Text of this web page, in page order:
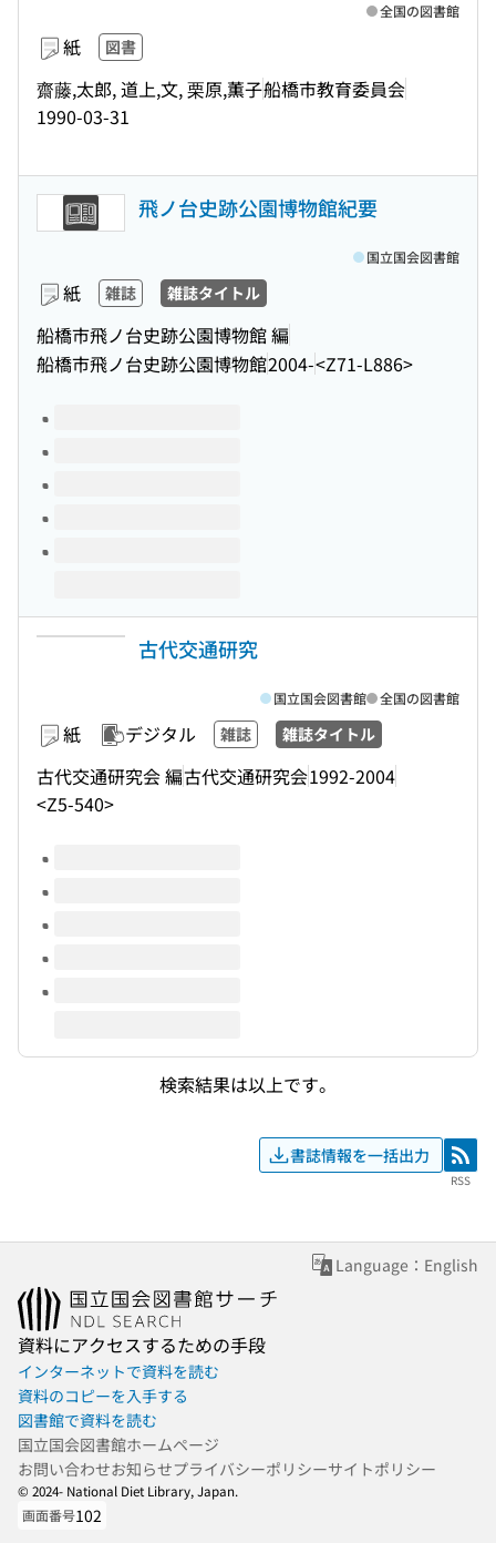
紙 図書
齋藤,太郎, 道上,文, 栗原,薫子船橋市教育委員会
1990-03-31
全国の図書館
飛ノ台史跡公園博物館紀要
紙 雑誌 雑誌タイトル
船橋市飛ノ台史跡公園博物館 編
船橋市飛ノ台史跡公園博物館2004-<Z71-L886>
国立国会図書館
このタイトルの巻号
古代交通研究
紙 デジタル 雑誌 雑誌タイトル
古代交通研究会 編古代交通研究会1992-2004
<Z5-540>
国立国会図書館 全国の図書館
このタイトルの巻号
検索結果は以上です。
書誌情報を一括出力 RSS
RSS
Language：English
資料にアクセスするための手段
インターネットで資料を読む
資料のコピーを入手する
図書館で資料を読む
国立国会図書館ホームページ
お問い合わせお知らせプライバシーポリシーサイトポリシー
© 2024- National Diet Library, Japan.
画面番号102